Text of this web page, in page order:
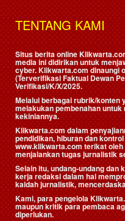
TENTANG KAMI
Situs berita online
media ini didirikan untuk
cyber. Klikwarta.com dinaungi
(Terverifikasi Faktual Dewan
Verifikasi/K/X/2025.
Melalui berbagai rubrik/konten
melakukan pembenahan
kekiniannya.
Klikwarta.com dalam
pendidikan, hiburan dan
www.klikwarta.com terikat
menjalankan tugas jurnalistik
Selain itu, undang-undang dan
kerja redaksi dalam hal
kaidah jurnalistik,
Kami, para pengelola
maupun kritik para pembaca
diperlukan.